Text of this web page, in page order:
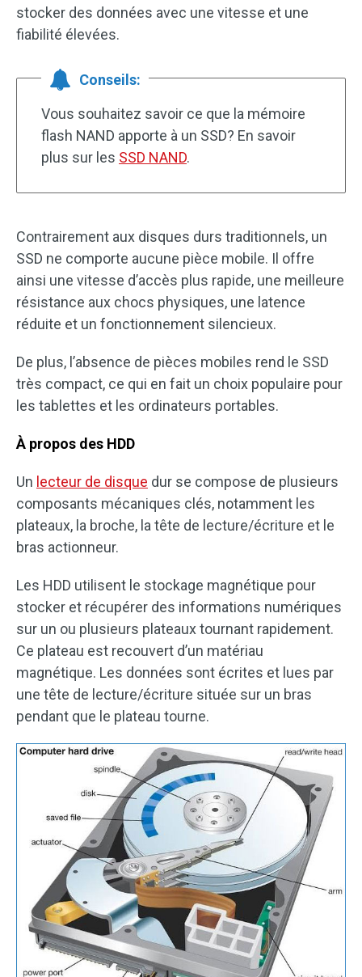
stocker des données avec une vitesse et une
fiabilité élevées.
Conseils:
Vous souhaitez savoir ce que la mémoire
flash NAND apporte à un SSD? En savoir
plus sur les SSD NAND.
Contrairement aux disques durs traditionnels, un
SSD ne comporte aucune pièce mobile. Il offre
ainsi une vitesse d’accès plus rapide, une meilleure
résistance aux chocs physiques, une latence
réduite et un fonctionnement silencieux.
De plus, l’absence de pièces mobiles rend le SSD
très compact, ce qui en fait un choix populaire pour
les tablettes et les ordinateurs portables.
À propos des HDD
Un lecteur de disque dur se compose de plusieurs
composants mécaniques clés, notamment les
plateaux, la broche, la tête de lecture/écriture et le
bras actionneur.
Les HDD utilisent le stockage magnétique pour
stocker et récupérer des informations numériques
sur un ou plusieurs plateaux tournant rapidement.
Ce plateau est recouvert d’un matériau
magnétique. Les données sont écrites et lues par
une tête de lecture/écriture située sur un bras
pendant que le plateau tourne.